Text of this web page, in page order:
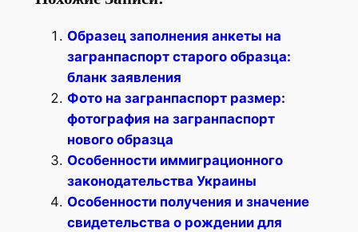
Образец заполнения анкеты на
загранпаспорт старого образца:
бланк заявления
Фото на загранпаспорт размер:
фотография на загранпаспорт
нового образца
Особенности иммиграционного
законодательства Украины
Особенности получения и значение
свидетельства о рождении для